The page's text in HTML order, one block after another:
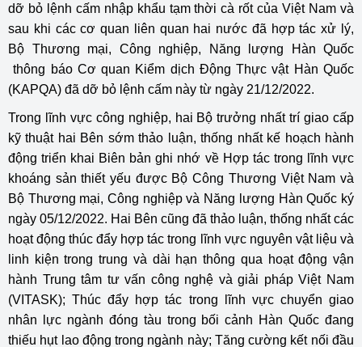
dỡ bỏ lệnh cấm nhập khẩu tạm thời cà rốt của Việt Nam và
sau khi các cơ quan liên quan hai nước đã hợp tác xử lý,
Bộ Thương mại, Công nghiệp, Năng lượng Hàn Quốc
thông báo Cơ quan Kiểm dịch Động Thực vật Hàn Quốc
(KAPQA) đã dỡ bỏ lệnh cấm này từ ngày 21/12/2022.
Trong lĩnh vực công nghiệp, hai Bộ trưởng nhất trí giao cấp
kỹ thuật hai Bên sớm thảo luận, thống nhất kế hoạch hành
động triển khai Biên bản ghi nhớ về Hợp tác trong lĩnh vực
khoáng sản thiết yếu được Bộ Công Thương Việt Nam và
Bộ Thương mại, Công nghiệp và Năng lượng Hàn Quốc ký
ngày 05/12/2022. Hai Bên cũng đã thảo luận, thống nhất các
hoạt động thúc đẩy hợp tác trong lĩnh vực nguyên vật liệu và
linh kiện trong trung và dài hạn thông qua hoạt động vận
hành Trung tâm tư vấn công nghệ và giải pháp Việt Nam
(VITASK); Thúc đẩy hợp tác trong lĩnh vực chuyển giao
nhân lực ngành đóng tàu trong bối cảnh Hàn Quốc đang
thiếu hụt lao động trong ngành này; Tăng cường kết nối đầu